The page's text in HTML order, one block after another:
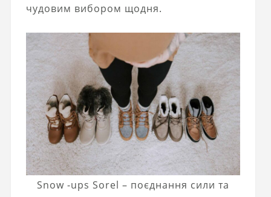
чудовим вибором щодня.
Snow -ups Sorel – поєднання сили та